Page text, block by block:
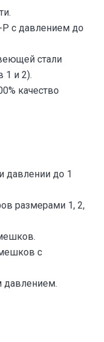
с давлением до
стали
1 и 2).
качество
давлении до 1
размерами 1, 2,
с
давлением.